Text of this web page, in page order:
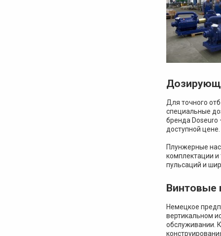
Для точного
специальные
бренда Doseuro
доступной цене.
Плунжерные
комплектации
пульсаций и
Винтовые
Немецкое
вертикальном
обслуживании.